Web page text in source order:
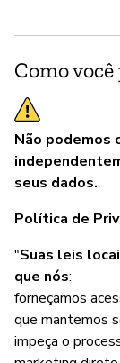
Como
Não podemos
seus dados.
Política de
"Suas leis
que nós:
forneçamos
que mantemos
impeça o